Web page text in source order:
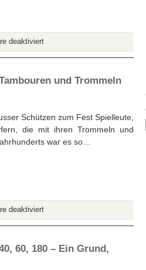
deaktiviertfür
Rheinisches
Neuss
Lange-
Schützenarchiv
und Trommeln
Schützen zum Fest Spielleute,
die mit ihren Trommeln und
war es so…
deaktiviertfür
Neusser
mit
60, 180 – Ein Grund,